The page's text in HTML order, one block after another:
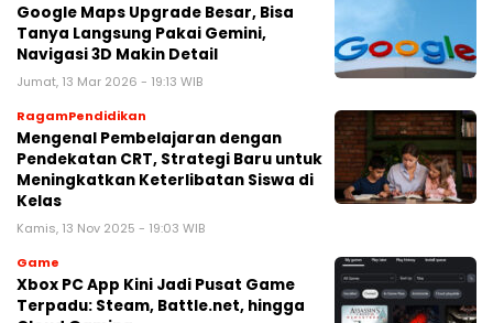
Google Maps Upgrade Besar, Bisa
Tanya Langsung Pakai Gemini,
Navigasi 3D Makin Detail
Jumat, 13 Mar 2026 - 19:13 WIB
RagamPendidikan
Mengenal Pembelajaran dengan
Pendekatan CRT, Strategi Baru untuk
Meningkatkan Keterlibatan Siswa di
Kelas
Kamis, 13 Nov 2025 - 19:03 WIB
Game
Xbox PC App Kini Jadi Pusat Game
Terpadu: Steam, Battle.net, hingga